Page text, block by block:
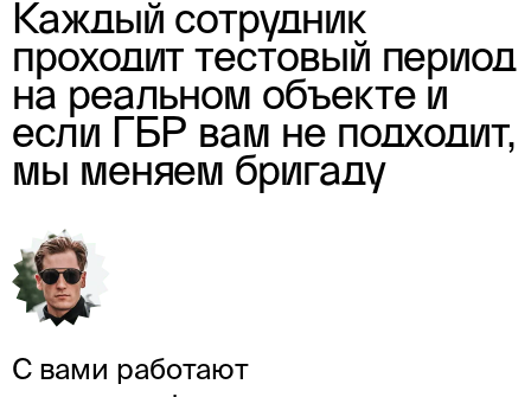
С вами работают
Каждый сотрудник
проходит тестовый период
на реальном объекте и
если ГБР вам не подходит,
мы меняем бригаду